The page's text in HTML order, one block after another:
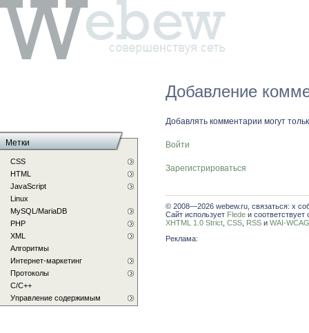
Добавление
Добавлять комментарии могут
Войти
Зарегистрироваться
© 2008—2026 webew.ru, связаться: x
Сайт использует Flede и соответствует
XHTML 1.0 Strict CSS RSS и WAI-
Реклама:
Метки
CSS
HTML
JavaScript
Linux
MySQL/MariaDB
PHP
XML
Алгоритмы
Интернет-маркетинг
Протоколы
С/C++
Управление содержимым